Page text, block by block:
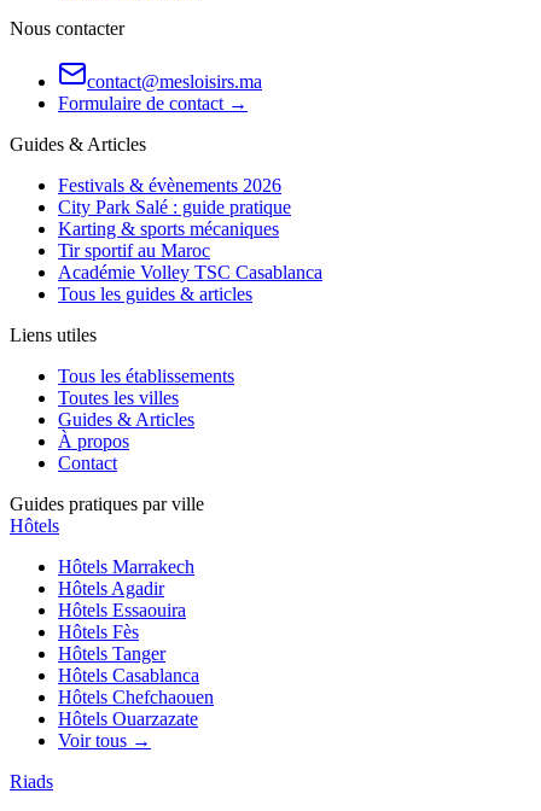
Nous contacter
contact@mesloisirs.ma
Formulaire de contact →
Guides & Articles
Festivals & évènements 2026
City Park Salé : guide pratique
Karting & sports mécaniques
Tir sportif au Maroc
Académie Volley TSC Casablanca
Tous les guides & articles
Liens utiles
Tous les établissements
Toutes les villes
Guides & Articles
À propos
Contact
Guides pratiques par ville
Hôtels
Hôtels Marrakech
HôtelsAgadir
Hôtels Essaouira
Hôtels Fès
Hôtels Tanger
Hôtels Casablanca
Hôtels Chefchaouen
Hôtels Ouarzazate
Voir tous →
Riads